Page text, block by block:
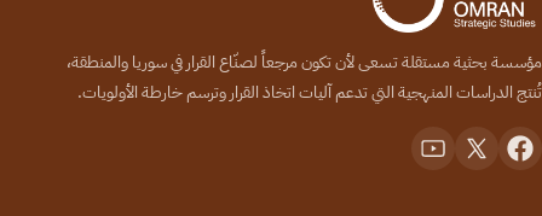
مؤسسة بحثية مستقلة تسعى لأن تكون مرجعاً لصنّاع القرار في سوريا والمنطقة،
تُنتج الدراسات المنهجية التي تدعم آليات اتخاذ القرار وترسم خارطة الأولويات.